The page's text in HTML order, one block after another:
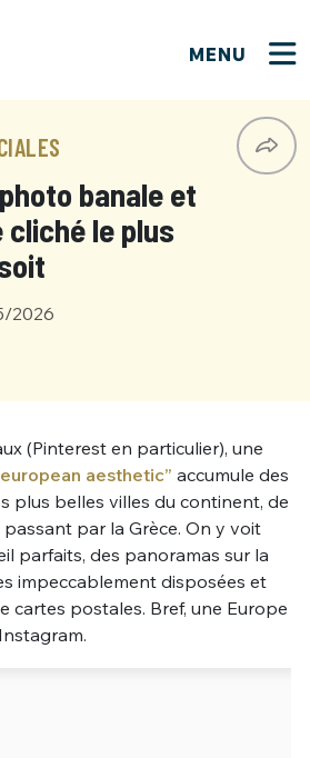
MENU
banale et
le plus
2026
(Pinterest en particulier), une
aesthetic” accumule des
plus belles villes du continent, de
passant par la Grèce. On y voit
parfaits, des panoramas sur la
impeccablement disposées et
cartes postales. Bref, une Europe
!
M'INSCRIS
CONNEXION
PARTICIPATION
vous proposer ?
tweets
CONNECTER
Thread
PARTI